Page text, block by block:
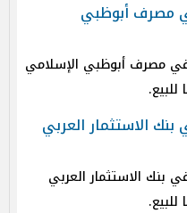
مصرف أبوظبي
مصرف أبوظبي الإسلامي
الاستثمار العربي
بنك الاستثمار العربي